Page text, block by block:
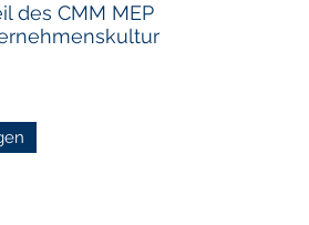
des CMM MEP